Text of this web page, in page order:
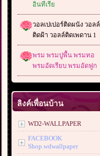
อินทีเรีย
วอลเปเปอร์ติดผนัง วอลล์
ติดฝ้า วอลล์ติดเพดาน 1
พรม พรมปูพื้น พรมทอ
พรมอัดเรียบ พรมอัดฟูก
ลิงค์เพื่อนบ้าน
WD2-WALLPAPER
FACEBOOK
Shop.wdwallpaper